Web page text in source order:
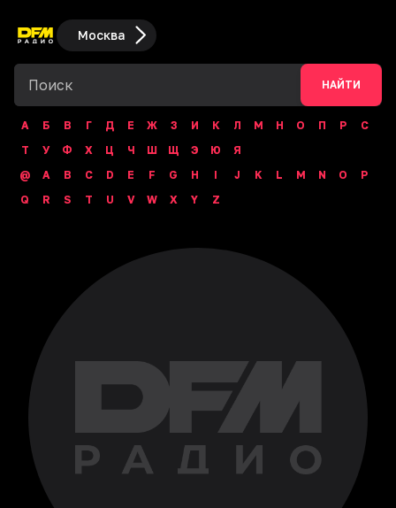
Москва
НАЙТИ
А Б В Г Д Е Ж З И К Л М Н О П Р
С
Т
У Ф Х Ц Ч Ш Щ Э Ю
Я
@
A B C D E F G H I J K L M N O
P
Q
R S T U V W X Y Z